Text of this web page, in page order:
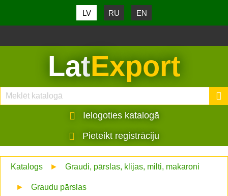
LV RU EN
LatExport
Ielogoties katalogā
Pieteikt registrāciju
Katalogs ► Graudi, pārslas, klijas, milti, makaroni
► Graudu pārslas